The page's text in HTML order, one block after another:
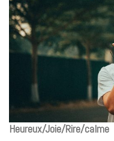
Heureux/Joie/Rire/calme